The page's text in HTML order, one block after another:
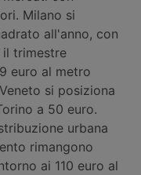
Milano si
all'anno, con
trimestre
euro al metro
si posiziona
a 50 euro.
urbana
rimangono
ai 110 euro al